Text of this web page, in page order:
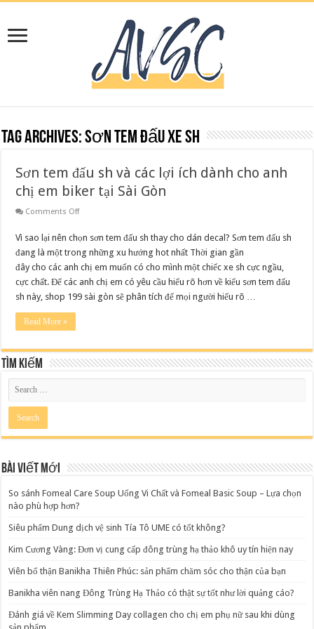
Tag Archives:sơn tem đấu xe sh
Sơn tem đấu sh và các lợi ích dành cho anh
chị em biker tại Sài Gòn
Comments Offon
đấu
và
các
ích
dành
cho
tại
Sài
Gòn
Vì sao lại nên chọn sơn tem đấu sh thay cho dán decal? Sơn tem đấu sh
đang là một trong những xu hướng hot nhất Thời gian gần
đây cho các anh chị em muốn có cho mình một chiếc xe sh cực ngầu,
cực chất. Để các anh chị em có yêu cầu hiểu rõ hơn về kiểu sơn tem đấu
sh này, shop 199 sài gòn sẽ phân tích để mọi người hiểu rõ …
Read More »
Tìm kiếm
Bài viết mới
So sánh Fomeal Care Soup Uống Vi Chất và Fomeal Basic Soup – Lựa chọn
nào phù hợp hơn?
Siêu phẩm Dung dịch vệ sinh Tía Tô UME có tốt không?
Kim Cương Vàng: Đơn vị cung cấp đông trùng hạ thảo khô uy tín hiện nay
Viên bổ thận Banikha Thiên Phúc: sản phẩm chăm sóc cho thận của bạn
Banikha viên nang Đông Trùng Hạ Thảo có thật sự tốt như lời quảng cáo?
Đánh giá về Kem Slimming Day collagen cho chị em phụ nữ sau khi dùng